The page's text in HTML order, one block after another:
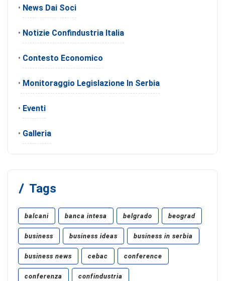
• News Dai Soci
• Notizie Confindustria Italia
• Contesto Economico
• Monitoraggio Legislazione In Serbia
• Eventi
• Galleria
Tags
balcani banca intesa belgrado beograd
business business ideas business in serbia
business news cebac conference
conferenza confindustria